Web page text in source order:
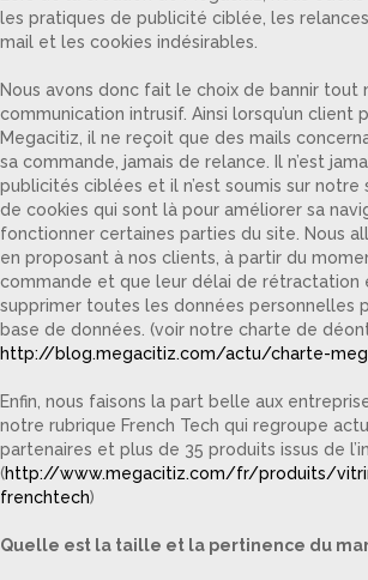
les pratiques de publicité ciblée, les
mail et les cookies indésirables.
Nous avons donc fait le choix de bannir tout
communication intrusif. Ainsi lorsqu’un client
Megacitiz, il ne reçoit que des mails
sa commande, jamais de relance. Il n’est
publicités ciblées et il n’est soumis sur notre
de cookies qui sont là pour améliorer sa
fonctionner certaines parties du site. Nous
en proposant à nos clients, à partir du
commande et que leur délai de rétractation
supprimer toutes les données personnelles
base de données. (voir notre charte de
http://blog.megacitiz.com/actu/charte-
Enfin, nous faisons la part belle aux
notre rubrique French Tech qui regroupe
partenaires et plus de 35 produits issus de
(http://www.megacitiz.com/fr/produits/
frenchtech)
Quelle est la taille et la pertinence du